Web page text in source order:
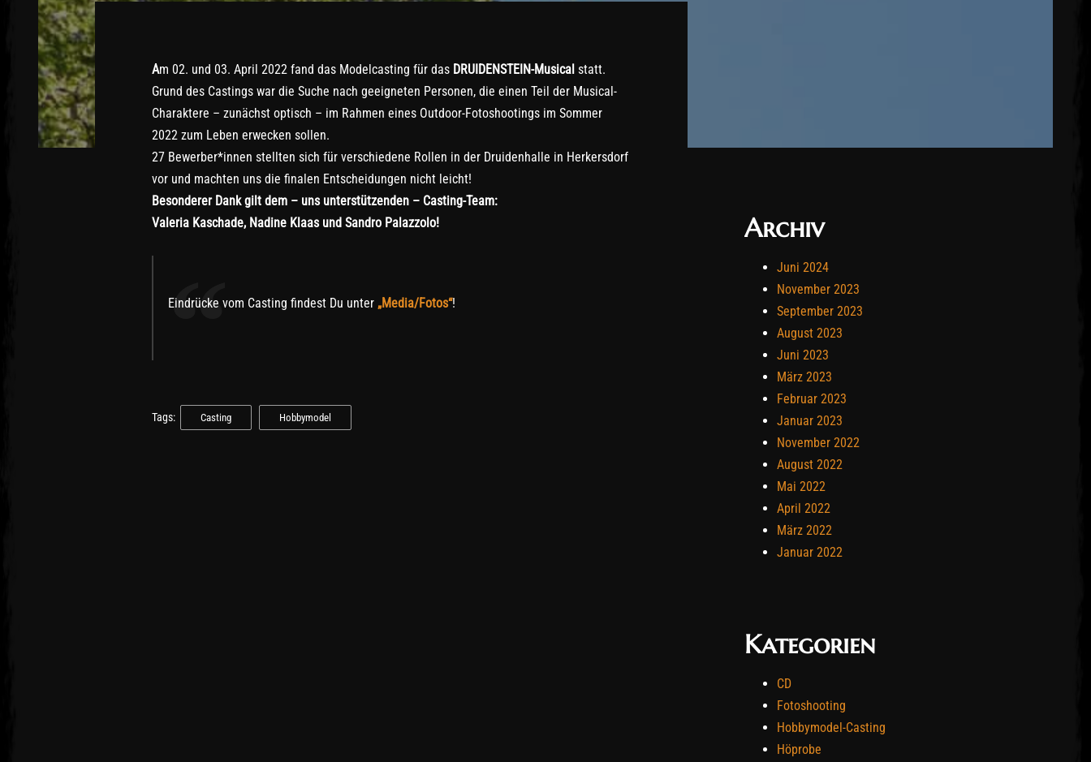
Am 02. und 03. April 2022 fand das Modelcasting für das DRUIDENSTEIN-Musical statt.
Grund des Castings war die Suche nach geeigneten Personen, die einen Teil der Musical-
Charaktere – zunächst optisch – im Rahmen eines Outdoor-Fotoshootings im Sommer
2022 zum Leben erwecken sollen.
27 Bewerber*innen stellten sich für verschiedene Rollen in der Druidenhalle in Herkersdorf
vor und machten uns die finalen Entscheidungen nicht leicht!
Besonderer Dank gilt dem – uns unterstützenden – Casting-Team:
Valeria Kaschade, Nadine Klaas und Sandro Palazzolo!
“
Eindrücke vom Casting findest Du unter „Media/Fotos“!
Tags: Casting Hobbymodel
Archiv
Juni 2024
November 2023
September 2023
August 2023
Juni 2023
März 2023
Februar 2023
Januar 2023
November 2022
August 2022
Mai 2022
April 2022
März 2022
Januar 2022
Kategorien
CD
Fotoshooting
Hobbymodel-Casting
Höprobe